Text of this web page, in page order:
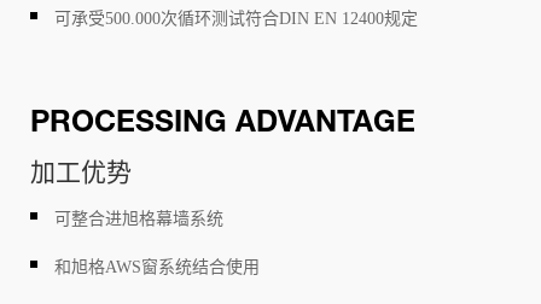
可承受500.000次循环测试符合DIN EN 12400规定
PROCESSING ADVANTAGE
加工优势
可整合进旭格幕墙系统
和旭格AWS窗系统结合使用